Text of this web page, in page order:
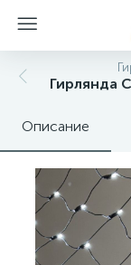
Гирлянда
Описание